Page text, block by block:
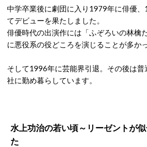
中学卒業後に劇団に入り1979年に俳優
てデビューを果たしました。
俳優時代の出演作には「ふぞろいの林檎
に悪役系の役どころを演じることが多か
そして1996年に芸能界引退。その後は普
社に勤め暮らしています。
水上功治の若い頃～リーゼントが
た